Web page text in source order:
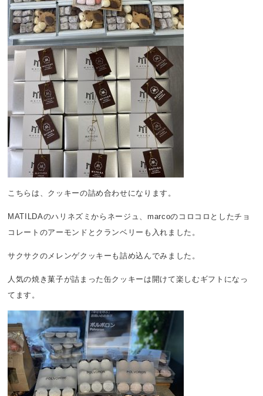
こちらは、クッキーの詰め合わせになります。
MATILDAのハリネズミからネージュ、marcoのコロコロとしたチョ
コレートのアーモンドとクランベリーも入れました。
サクサクのメレンゲクッキーも詰め込んでみました。
人気の焼き菓子が詰まった缶クッキーは開けて楽しむギフトになっ
てます。